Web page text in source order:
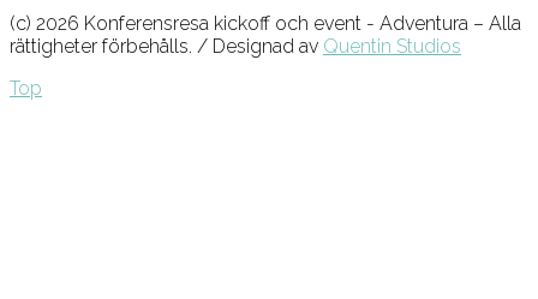
(c) 2026 Konferensresa kickoff och event - Adventura – Alla
rättigheter förbehålls. / Designad av Quentin Studios
Top